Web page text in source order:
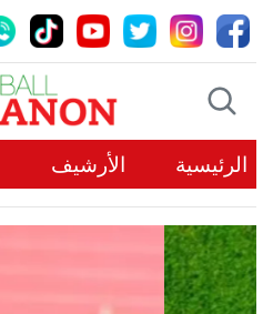
الرئيسية الأرشيف